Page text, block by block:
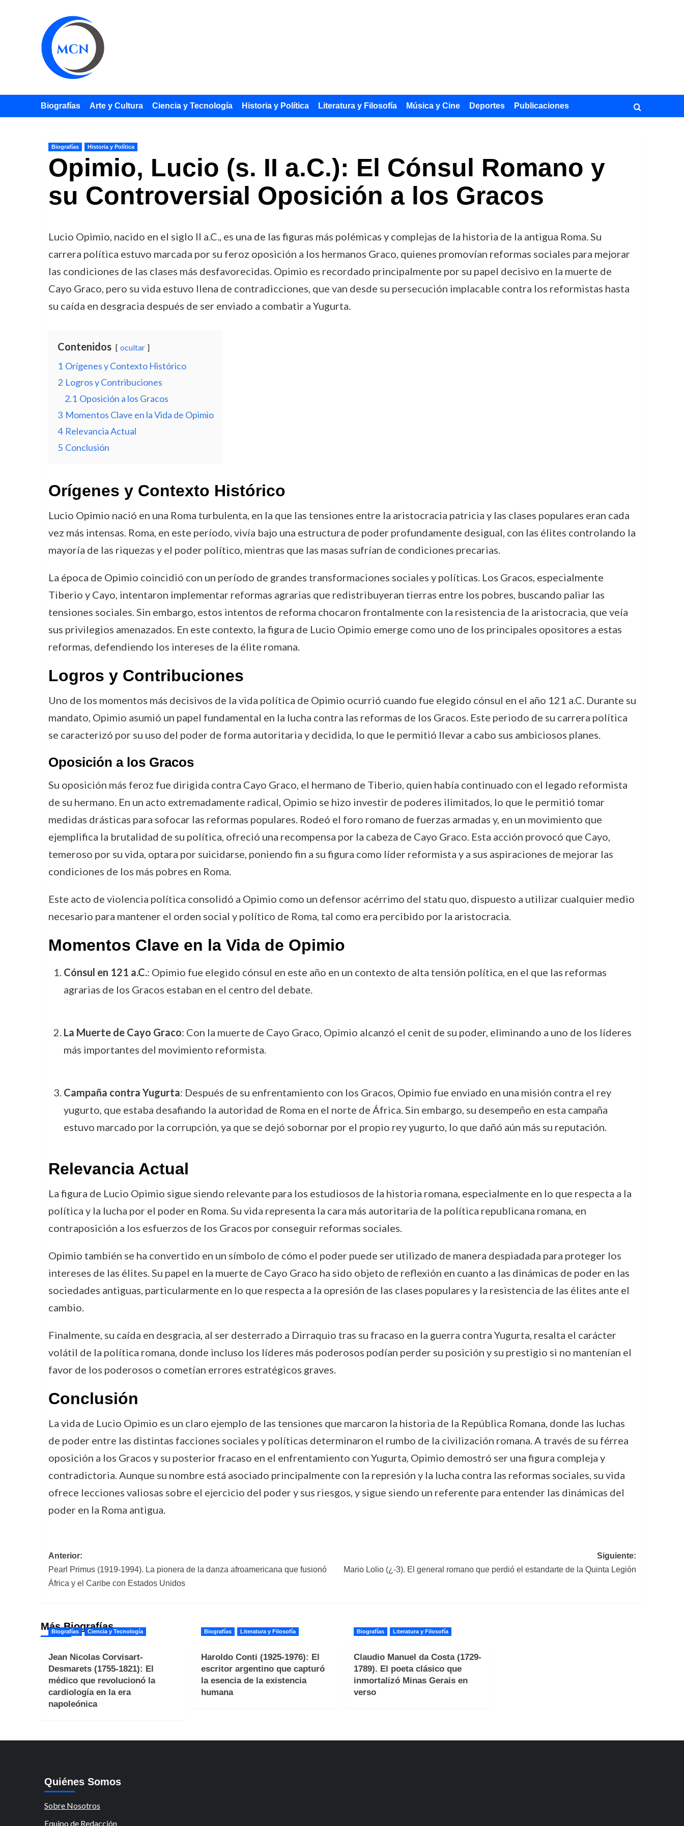
Biografías Arte y Cultura Ciencia y Tecnología Historia y Política Literatura y Filosofía Música y Cine Deportes Publicaciones
Biografías Historia y Política
Opimio, Lucio (s. II a.C.): El Cónsul Romano y
su Controversial Oposición a los Gracos
Lucio Opimio, nacido en el siglo II a.C., es una de las figuras más polémicas y complejas de la historia de la antigua Roma. Su
carrera política estuvo marcada por su feroz oposición a los hermanos Graco, quienes promovían reformas sociales para mejorar
las condiciones de las clases más desfavorecidas. Opimio es recordado principalmente por su papel decisivo en la muerte de
Cayo Graco, pero su vida estuvo llena de contradicciones, que van desde su persecución implacable contra los reformistas hasta
su caída en desgracia después de ser enviado a combatir a Yugurta.
Contenidos ocultar
1 Orígenes y Contexto Histórico
2 Logros y Contribuciones
2.1 Oposición a los Gracos
3 Momentos Clave en la Vida de Opimio
4 Relevancia Actual
5 Conclusión
Orígenes y Contexto Histórico
Lucio Opimio nació en una Roma turbulenta, en la que las tensiones entre la aristocracia patricia y las clases populares eran cada
vez más intensas. Roma, en este período, vivía bajo una estructura de poder profundamente desigual, con las élites controlando la
mayoría de las riquezas y el poder político, mientras que las masas sufrían de condiciones precarias.
La época de Opimio coincidió con un período de grandes transformaciones sociales y políticas. Los Gracos, especialmente
Tiberio y Cayo, intentaron implementar reformas agrarias que redistribuyeran tierras entre los pobres, buscando paliar las
tensiones sociales. Sin embargo, estos intentos de reforma chocaron frontalmente con la resistencia de la aristocracia, que veía
sus privilegios amenazados. En este contexto, la figura de Lucio Opimio emerge como uno de los principales opositores a estas
reformas, defendiendo los intereses de la élite romana.
Logros y Contribuciones
Uno de los momentos más decisivos de la vida política de Opimio ocurrió cuando fue elegido cónsul en el año 121 a.C. Durante su
mandato, Opimio asumió un papel fundamental en la lucha contra las reformas de los Gracos. Este periodo de su carrera política
se caracterizó por su uso del poder de forma autoritaria y decidida, lo que le permitió llevar a cabo sus ambiciosos planes.
Oposición a los Gracos
Su oposición más feroz fue dirigida contra Cayo Graco, el hermano de Tiberio, quien había continuado con el legado reformista
de su hermano. En un acto extremadamente radical, Opimio se hizo investir de poderes ilimitados, lo que le permitió tomar
medidas drásticas para sofocar las reformas populares. Rodeó el foro romano de fuerzas armadas y, en un movimiento que
ejemplifica la brutalidad de su política, ofreció una recompensa por la cabeza de Cayo Graco. Esta acción provocó que Cayo,
temeroso por su vida, optara por suicidarse, poniendo fin a su figura como líder reformista y a sus aspiraciones de mejorar las
condiciones de los más pobres en Roma.
Este acto de violencia política consolidó a Opimio como un defensor acérrimo del statu quo, dispuesto a utilizar cualquier medio
necesario para mantener el orden social y político de Roma, tal como era percibido por la aristocracia.
Momentos Clave en la Vida de Opimio
Cónsul en 121 a.C.: Opimio fue elegido cónsul en este año en un contexto de alta tensión política, en el que las reformas
agrarias de los Gracos estaban en el centro del debate.
La Muerte de Cayo Graco: Con la muerte de Cayo Graco, Opimio alcanzó el cenit de su poder, eliminando a uno de los líderes
más importantes del movimiento reformista.
Campaña contra Yugurta: Después de su enfrentamiento con los Gracos, Opimio fue enviado en una misión contra el rey
yugurto, que estaba desafiando la autoridad de Roma en el norte de África. Sin embargo, su desempeño en esta campaña
estuvo marcado por la corrupción, ya que se dejó sobornar por el propio rey yugurto, lo que dañó aún más su reputación.
Relevancia Actual
La figura de Lucio Opimio sigue siendo relevante para los estudiosos de la historia romana, especialmente en lo que respecta a la
política y la lucha por el poder en Roma. Su vida representa la cara más autoritaria de la política republicana romana, en
contraposición a los esfuerzos de los Gracos por conseguir reformas sociales.
Opimio también se ha convertido en un símbolo de cómo el poder puede ser utilizado de manera despiadada para proteger los
intereses de las élites. Su papel en la muerte de Cayo Graco ha sido objeto de reflexión en cuanto a las dinámicas de poder en las
sociedades antiguas, particularmente en lo que respecta a la opresión de las clases populares y la resistencia de las élites ante el
cambio.
Finalmente, su caída en desgracia, al ser desterrado a Dirraquio tras su fracaso en la guerra contra Yugurta, resalta el carácter
volátil de la política romana, donde incluso los líderes más poderosos podían perder su posición y su prestigio si no mantenían el
favor de los poderosos o cometían errores estratégicos graves.
Conclusión
La vida de Lucio Opimio es un claro ejemplo de las tensiones que marcaron la historia de la República Romana, donde las luchas
de poder entre las distintas facciones sociales y políticas determinaron el rumbo de la civilización romana. A través de su férrea
oposición a los Gracos y su posterior fracaso en el enfrentamiento con Yugurta, Opimio demostró ser una figura compleja y
contradictoria. Aunque su nombre está asociado principalmente con la represión y la lucha contra las reformas sociales, su vida
ofrece lecciones valiosas sobre el ejercicio del poder y sus riesgos, y sigue siendo un referente para entender las dinámicas del
poder en la Roma antigua.
Navegación
de
Anterior:
Pearl Primus (1919-1994). La pionera de la danza afroamericana que fusionó
África y el Caribe con Estados Unidos
Siguiente:
Mario Lolio (¿-3). El general romano que perdió el estandarte de la Quinta Legión
Más Biografías
Biografías Ciencia y Tecnología
Jean Nicolas Corvisart-
Desmarets (1755-1821): El
médico que revolucionó la
cardiología en la era
napoleónica
Biografías Literatura y Filosofía
Haroldo Conti (1925-1976): El
escritor argentino que capturó
la esencia de la existencia
humana
Biografías Literatura y Filosofía
Claudio Manuel da Costa (1729-
1789). El poeta clásico que
inmortalizó Minas Gerais en
verso
Quiénes Somos
Sobre Nosotros
Equipo de Redacción